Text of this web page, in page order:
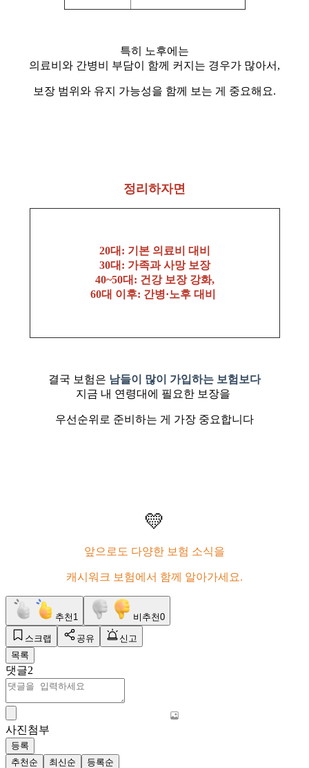
특히 노후에는
의료비와 간병비 부담이 함께 커지는 경우가 많아서,
보장 범위와 유지 가능성을 함께 보는 게 중요해요.
정리하자면
20대: 기본 의료비 대비
30대: 가족과 사망 보장
40~50대: 건강 보장 강화,
60대 이후: 간병·노후 대비
결국 보험은 남들이 많이 가입하는 보험보다
지금 내 연령대에 필요한 보장을
우선순위로 준비하는 게 가장 중요합니다
💛
앞으로도 다양한 보험 소식을
캐시워크 보험에서 함께 알아가세요.
추천 1 비추천0
스크랩 공유
신고
목록
댓글2
사진첨부
등록
추천순
최신순 등록순